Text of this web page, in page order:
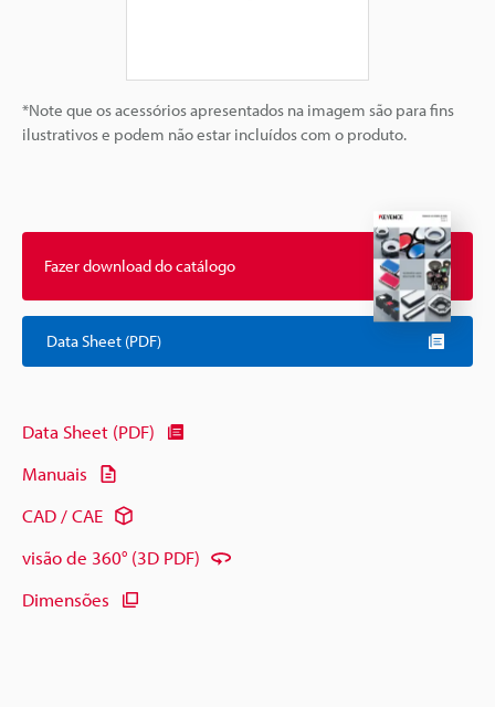
*Note que os acessórios apresentados na imagem são para fins
ilustrativos e podem não estar incluídos com o produto.
Fazer download do catálogo
Data Sheet (PDF)
Data Sheet (PDF)
Manuais
CAD / CAE
visão de 360° (3D PDF)
Dimensões